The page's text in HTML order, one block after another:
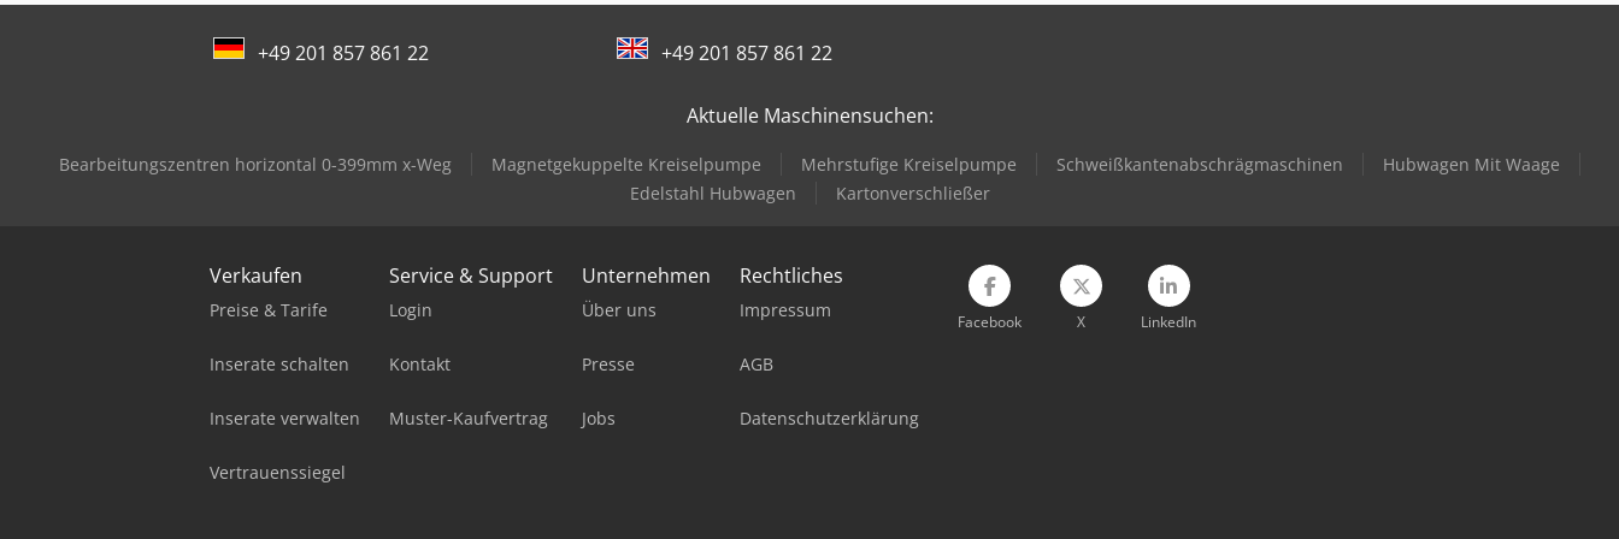
+49 201 857 861 22 +49 201 857 861 22
Aktuelle Maschinensuchen:
Bearbeitungszentren horizontal 0-399mm x-Weg Magnetgekuppelte Kreiselpumpe Mehrstufige Kreiselpumpe Schweißkantenabschrägmaschinen
Hubwagen Mit Waage
Edelstahl Hubwagen
Kartonverschließer
Verkaufen
Preise & Tarife
Inserate schalten
Inserate verwalten
Vertrauenssiegel
Service & Support
Login
Kontakt
Muster-Kaufvertrag
Unternehmen
Über uns
Presse
Jobs
Rechtliches
Impressum
AGB
Datenschutzerklärung
Facebook X LinkedIn